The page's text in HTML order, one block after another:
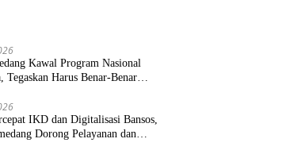
Kawal Program Nasional
Tegaskan Harus Benar-Benar
IKD dan Digitalisasi Bansos,
Dorong Pelayanan dan